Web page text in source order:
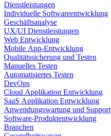
Dienstleistungen
Individuelle Softwareentwicklung
Geschäftsanalyse
UX/UI Dienstleistungen
Web Entwicklung
Mobile App-Entwicklung
Qualitätssicherung und Testen
Manuelles Testen
Automatisiertes Testen
DevOps
Cloud Applikation Entwicklung
SaaS Applikation Entwicklung
Anwendungswartung und Support
Software-Produktentwicklung
Branchen